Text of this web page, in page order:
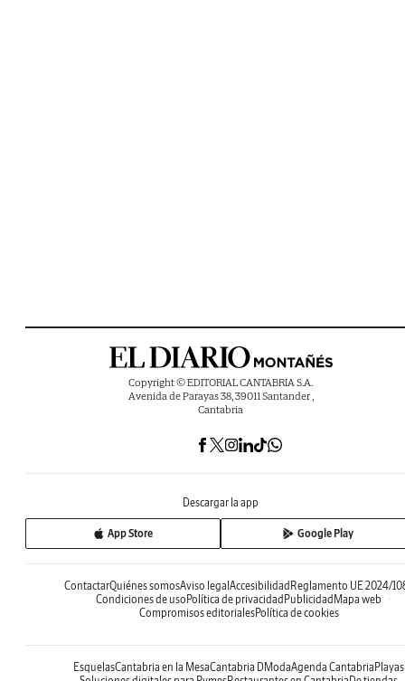
Copyright © EDITORIAL CANTABRIA S.A.
Avenida de Parayas 38, 39011 Santander ,
Cantabria
Descargar la app
App Store Google Play
ContactarQuiénes somosAviso legalAccesibilidadReglamento UE 2024/
Condiciones de usoPolítica de privacidadPublicidadMapa web
Compromisos editorialesPolítica de cookies
EsquelasCantabria en la MesaCantabria DModaAgenda CantabriaPlayas